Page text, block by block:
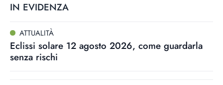
IN EVIDENZA
ATTUALITÀ
Eclissi solare 12 agosto 2026, come guardarla
senza rischi